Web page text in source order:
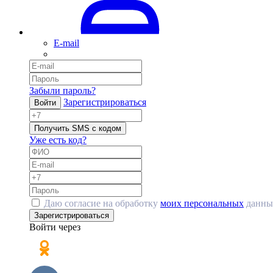
E-mail
Забыли пароль?
Войти Зарегистрироваться
Получить SMS с кодом
Уже есть код?
Даю согласие на обработку моих персональных
Зарегистрироваться
Войти через